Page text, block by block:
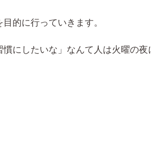
的に行っていきます。
にしたいな」なんて人は火曜の夜